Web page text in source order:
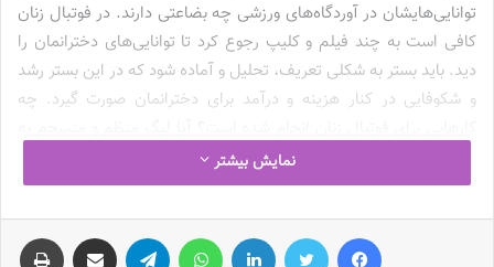
توانایی‌هایشان در آوردگاه‌های ورزشی چه بضاعتی دارند. در فوتبال زنان
کافی است به چند فیلم و کلیپ رجوع کرد تا توانایی‌های دخترانمان را
دید. باید بستر به شکلی تعریف، تحلیل و آماده شود که در این بستر رشد
و شکوفایی در کنار هزینه و درآمد برای دخترانمان صورت گیرد. چه
شکل حساب شده برگزار می‌شود؟ آیا به گونه‌ای تبلیغات انجام شده که
دختران و زنان برای تماشای لیگ در ورزشگاه‌ها حضور دارند یا خیر؟
تبلیغات باید به شکلی انجام شود تا بانوان حس تعلق خاطر به لیگ
نمایش بیشتر